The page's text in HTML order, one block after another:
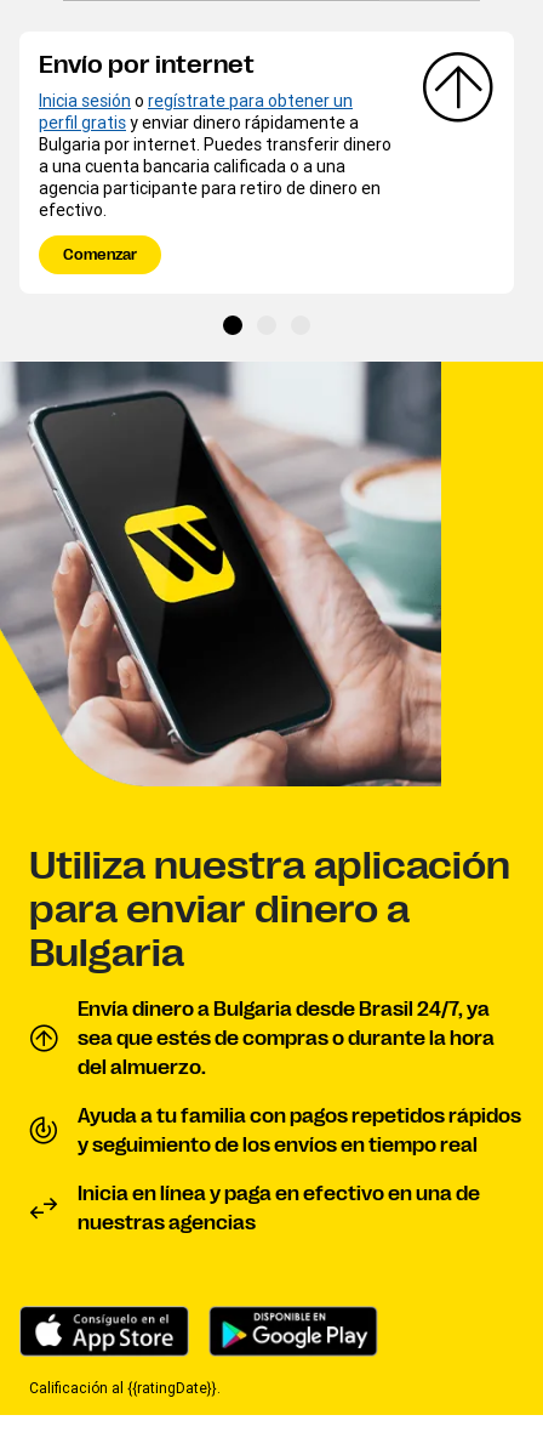
Envío por internet
Inicia sesión o regístrate para obtener un
perfil gratisy enviar dinero rápidamente a
Bulgaria por internet. Puedes transferir dinero
a una cuenta bancaria calificada o a una
agencia participante para retiro de dinero en
efectivo.
Comenzar
Utiliza nuestra aplicación
para enviar dinero a
Bulgaria
Envía dinero a Bulgaria desde Brasil 24/7, ya
sea que estés de compras o durante la hora
del almuerzo.
Ayuda a tu familia con pagos repetidos rápidos
y seguimiento de los envíos en tiempo real
Inicia en línea y paga en efectivo en una de
nuestras agencias
Calificación al {{ratingDate}}.